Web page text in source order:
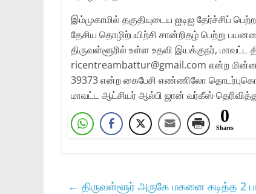
இம்முகாமில் தகுதியுடைய ஐடிஐ தேர்ச்சிப்
தேசிய தொழிற்பயிற்சி சான்றிதழ் பெற்று
திருவள்ளூரில் உள்ள உதவி இயக்குநர், மாவட்ட
ricentreambattur@gmail.com என்ற
39373 என்ற கைபேசி எண்ணிலோ
மாவட்ட ஆட்சியர் ஆல்பி ஜான் வர்கீஸ்
0
Shares
← திருவள்ளூர் அருகே மகனை கடித்த 2